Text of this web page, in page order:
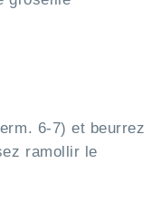
6-7) et beurrez
ramollir le